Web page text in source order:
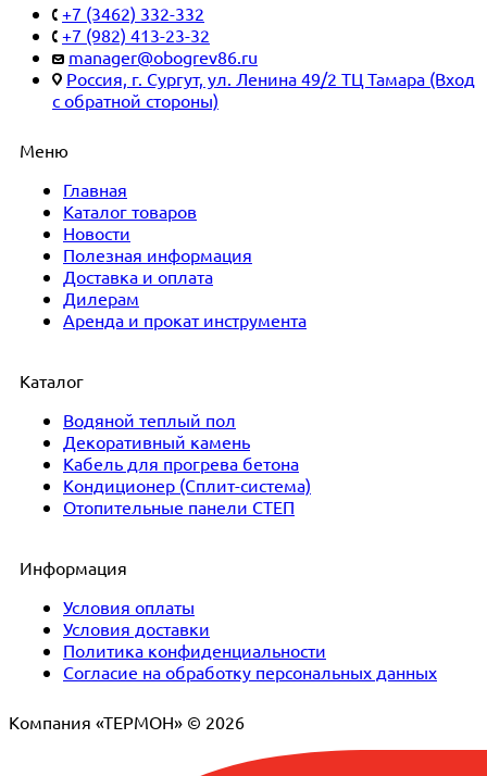
+7 (3462) 332-332
+7 (982) 413-23-32
manager@obogrev86.ru
Россия, г. Сургут, ул. Ленина 49/2 ТЦ Тамара (Вход
с обратной стороны)
Меню
Главная
Каталог товаров
Новости
Полезная информация
Доставка и оплата
Дилерам
Аренда и прокат инструмента
Каталог
Водяной теплый пол
Декоративный камень
Кабель для прогрева бетона
Кондиционер (Сплит-система)
Отопительные панели СТЕП
Информация
Условия оплаты
Условия доставки
Политика конфиденциальности
Согласие на обработку персональных данных
Компания «ТЕРМОН» © 2026